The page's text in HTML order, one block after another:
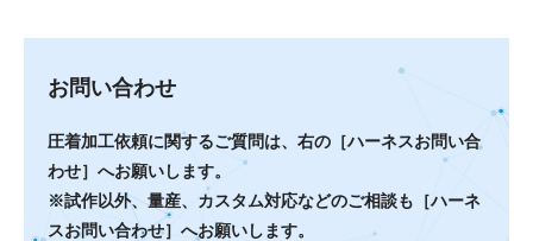
関連する法令、規範を順守するとともに、環境の変化に合
お問い合わせ
圧着加工依頼に関するご質問は、右の［ハーネスお問い合
わせ］へお願いします。
※試作以外、量産、カスタム対応などのご相談も［ハーネ
スお問い合わせ］へお願いします。